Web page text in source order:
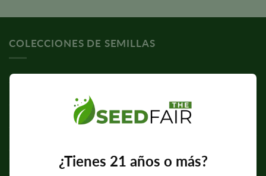
¿Tienes 21 años o más?
COLECCIONES DE SEMILLAS
Semillas feminizadas
Semillas autoflorecientes
Semillas normales
Semillas con alto contenido en THC